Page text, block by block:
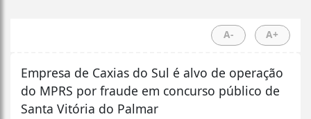
A- A+
Empresa de Caxias do Sul é alvo de operação
do MPRS por fraude em concurso público de
Santa Vitória do Palmar